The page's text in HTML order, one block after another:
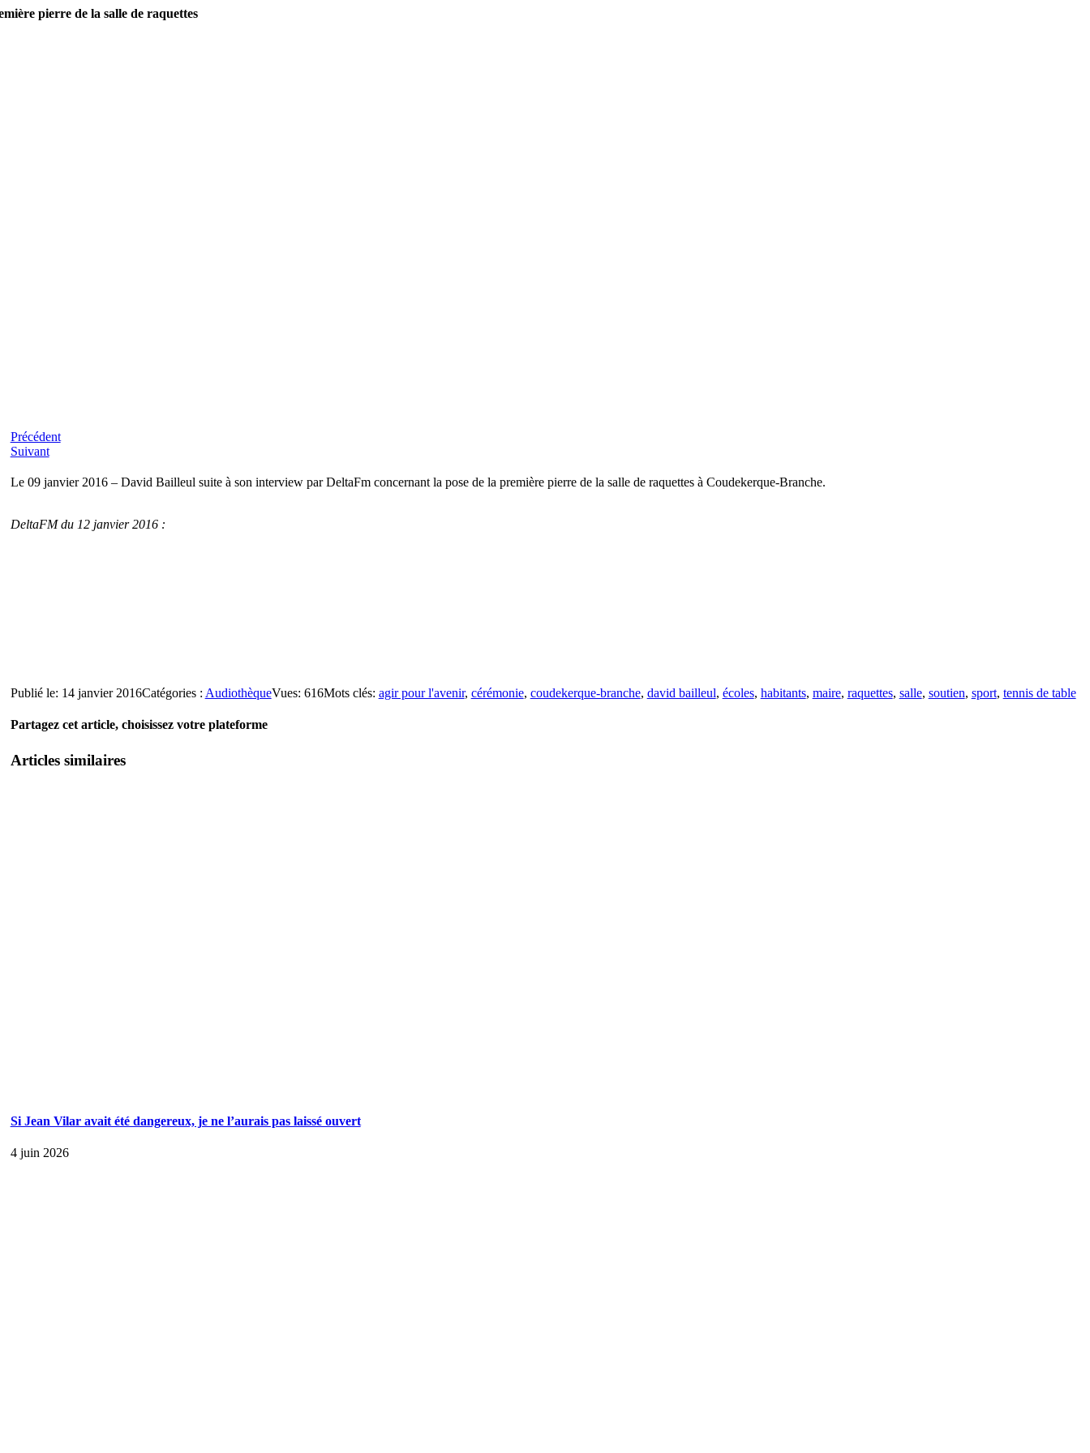
pierre de la salle de raquettes
Précédent
Suivant
Le 09 janvier 2016 – David Bailleul suite à son interview par DeltaFm concernant la pose de la première pierre de la salle de raquettes à Coudekerque-Branche.
DeltaFM du 12 janvier 2016 :
Publié le: 14 janvier 2016Catégories : AudiothèqueVues: 616Mots clés: agir pour l'avenir, cérémonie, coudekerque-branche, david bailleul, écoles, habitants, maire, raquettes, salle, soutien, sport, tennis de table
Partagez cet article, choisissez votre plateforme
Articles similaires
Si Jean Vilar avait été dangereux, je ne l’aurais pas laissé ouvert
4 juin 2026